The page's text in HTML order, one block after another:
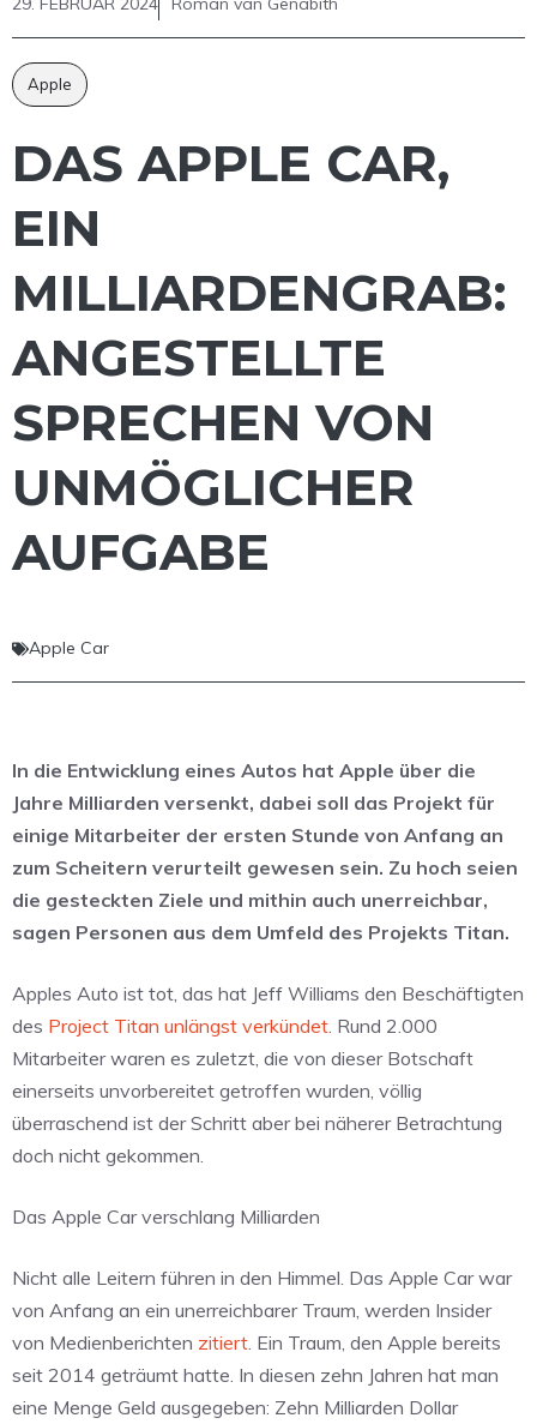
Apple
DAS APPLE CAR,
EIN
MILLIARDENGRAB:
ANGESTELLTE
SPRECHEN VON
UNMÖGLICHER
AUFGABE
Apple Car
In die Entwicklung eines Autos hat Apple über die
Jahre Milliarden versenkt, dabei soll das Projekt für
einige Mitarbeiter der ersten Stunde von Anfang an
zum Scheitern verurteilt gewesen sein. Zu hoch seien
die gesteckten Ziele und mithin auch unerreichbar,
sagen Personen aus dem Umfeld des Projekts Titan.
Apples Auto ist tot, das hat Jeff Williams den Beschäftigten
des Project Titan unlängst verkündet. Rund 2.000
Mitarbeiter waren es zuletzt, die von dieser Botschaft
einerseits unvorbereitet getroffen wurden, völlig
überraschend ist der Schritt aber bei näherer Betrachtung
doch nicht gekommen.
Das Apple Car verschlang Milliarden
Nicht alle Leitern führen in den Himmel. Das Apple Car war
von Anfang an ein unerreichbarer Traum, werden Insider
von Medienberichten zitiert. Ein Traum, den Apple bereits
seit 2014 geträumt hatte. In diesen zehn Jahren hat man
eine Menge Geld ausgegeben: Zehn Milliarden Dollar